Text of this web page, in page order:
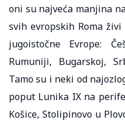
oni su najveća manjina
svih evropskih Roma
jugoistočne Evrope:
Rumuniji, Bugarskoj,
Tamo su i neki od
poput Lunika IX na
Košice, Stolipinovo u